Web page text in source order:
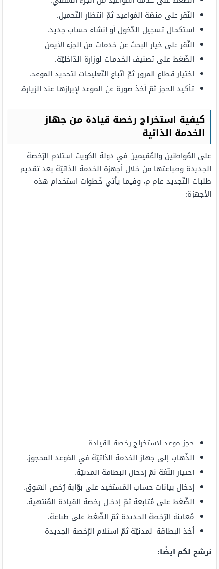
النّقر على منصّة المَواعيد ثمّ انتظار التّحميل.
استكمال تسجيل الدّخول أو إنشاء حساب جديد.
النّقر على خيار البحث عن خدمات من الجزء الأيمن.
الضّغط على تصنيف الخدمات لوزارة الدّاخليّة.
اختيار قطاع المرور ثمّ اتّباع التّعليمات لتحديد الموعد.
تأكيد الحجز ثمّ أخذ صورة عن الموعد لإبرازها عند الزيارة.
كيفية استخراج رخصة قيادة من جهاز
الخدمة الذاتية
على المُواطنين والمُقيمين في دولة الكويت استلام الرّخصة
الجديدة وطباعتها من خلال أجهزة الخدمة الذاتيّة بعد تقديم
طلبات التّجديد عام م، وفيما يأتي خُطوات استخدام هذه
الأجهزة:
حجز موعد لاستخراج رخصة القيادة.
الذّهاب إلى جهاز الخدمة الذاتيّة في المَوعد المحجوز.
اختيار اللّغة ثمّ إدخال البطاقة المَدنيّة.
إدخال بيانات حساب المُستفيد على بوّابة رُخص السّوق.
الضّغط على مُتابعة ثمّ إدخال رخصة القيادة المُنتهية.
مُعاينة الرّخصة الجديدة ثمّ الضّغط على طباعة.
أخذ البطاقة المدنيّة ثمّ استلام الرّخصة الجديدة.
نرشح لكم ايضًا: